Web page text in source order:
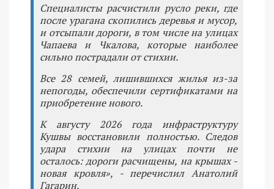
Специалисты расчистили русло реки, где
после урагана скопились деревья и мусор,
и отсыпали дороги, в том числе на улицах
Чапаева и Чкалова, которые наиболее
сильно пострадали от стихии.
Все 28 семей, лишившихся жилья из-за
непогоды, обеспечили сертификатами на
приобретение нового.
К августу 2026 года инфраструктуру
Кушвы восстановили полностью. Следов
удара стихии на улицах почти не
осталось: дороги расчищены, на крышах -
новая кровля», - перечислил Анатолий
Гагарин.